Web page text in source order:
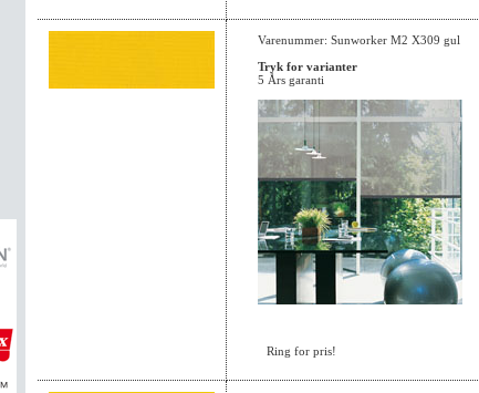
Varenummer: Sunworker M2 X309 gul
Tryk for varianter
5 Års garanti
Ring for pris!